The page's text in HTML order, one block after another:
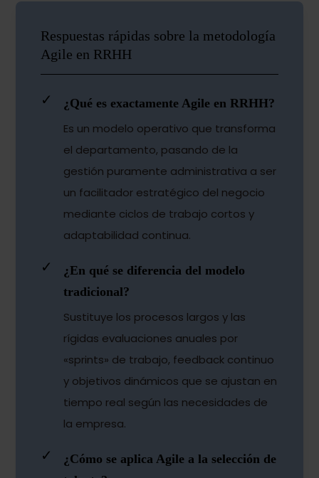
Respuestas rápidas sobre la metodología
Agile en RRHH
✓ ¿Qué es exactamente Agile en RRHH?
Es un modelo operativo que transforma
el departamento, pasando de la
gestión puramente administrativa a ser
un facilitador estratégico del negocio
mediante ciclos de trabajo cortos y
adaptabilidad continua.
✓
¿En qué se diferencia del modelo
tradicional?
Sustituye los procesos largos y las
rígidas evaluaciones anuales por
«sprints» de trabajo, feedback continuo
y objetivos dinámicos que se ajustan en
tiempo real según las necesidades de
la empresa.
✓
¿Cómo se aplica Agile a la selección de